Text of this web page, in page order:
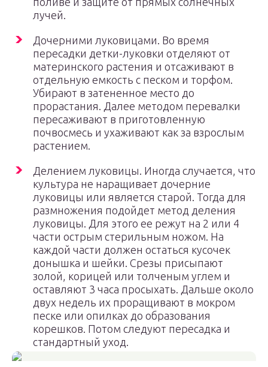
лучей.
Дочерними луковицами. Во время
пересадки детки-луковки отделяют от
материнского растения и отсаживают в
отдельную емкость с песком и торфом.
Убирают в затененное место до
прорастания. Далее методом перевалки
пересаживают в приготовленную
почвосмесь и ухаживают как за взрослым
растением.
Делением луковицы. Иногда случается, что
культура не наращивает дочерние
луковицы или является старой. Тогда для
размножения подойдет метод деления
луковицы. Для этого ее режут на 2 или 4
части острым стерильным ножом. На
каждой части должен остаться кусочек
донышка и шейки. Срезы присыпают
золой, корицей или толченым углем и
оставляют 3 часа просыхать. Дальше около
двух недель их проращивают в мокром
песке или опилках до образования
корешков. Потом следуют пересадка и
стандартный уход.